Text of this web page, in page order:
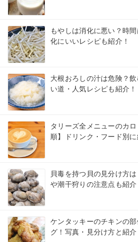
もやしは消化に悪い？時
化にいいレシピも紹介！
大根おろしの汁は危険？
い道・人気レシピも紹介！
タリーズ全メニューのカ
順】ドリンク・フード別に
貝毒を持つ貝の見分け方
や潮干狩りの注意点も紹介
ケンタッキーのチキンの
グ！写真・見分け方と紹介